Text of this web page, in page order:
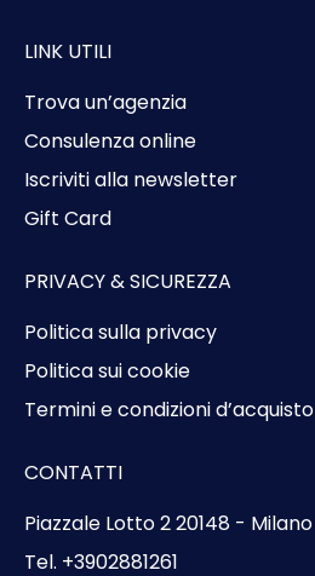
LINK UTILI
Trova un’agenzia
Consulenza online
Iscriviti alla newsletter
Gift Card
PRIVACY & SICUREZZA
Politica sulla privacy
Politica sui cookie
Termini e condizioni d’acquisto
CONTATTI
Piazzale Lotto 2 20148 - Milano
Tel. +3902881261